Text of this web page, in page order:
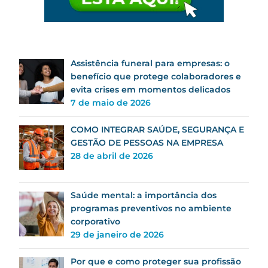
Assistência funeral para empresas: o
benefício que protege colaboradores e
evita crises em momentos delicados
7 de maio de 2026
COMO INTEGRAR SAÚDE, SEGURANÇA E
GESTÃO DE PESSOAS NA EMPRESA
28 de abril de 2026
Saúde mental: a importância dos
programas preventivos no ambiente
corporativo
29 de janeiro de 2026
Por que e como proteger sua profissão